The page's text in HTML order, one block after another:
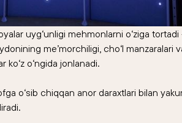
uyg‘unligi mehmonlarni o‘ziga
me’morchiligi, cho‘l manzaralari
o‘ngida jonlanadi.
o‘sib chiqqan anor daraxtlari bilan